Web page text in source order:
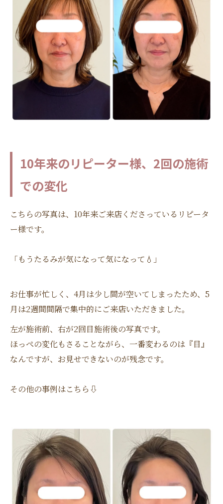
10年来のリピーター様、2回の施術
での変化
こちらの写真は、10年来ご来店くださっているリピータ
ー様です。
「もうたるみが気になって気になって💧」
お仕事が忙しく、4月は少し間が空いてしまったため、5
月は2週間間隔で集中的にご来店いただきました。
左が施術前、右が2回目施術後の写真です。
ほっぺの変化もさることながら、一番変わるのは『目』
なんですが、お見せできないのが残念です。
その他の事例はこちら⇩